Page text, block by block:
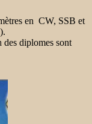
en CW, SSB et
des diplomes sont